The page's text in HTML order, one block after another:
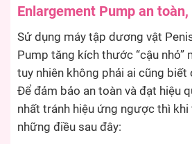
Enlargement Pump an toàn,
Sử dụng máy tập dương vật
Pump tăng kích thước “cậu nhỏ”
tuy nhiên không phải ai cũng biết
Để đảm bảo an toàn và đạt hiệu
nhất tránh hiệu ứng ngược thì
những điều sau đây: